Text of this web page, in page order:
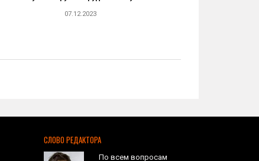
07.12.2023
СЛОВО РЕДАКТОРА
По всем вопросам